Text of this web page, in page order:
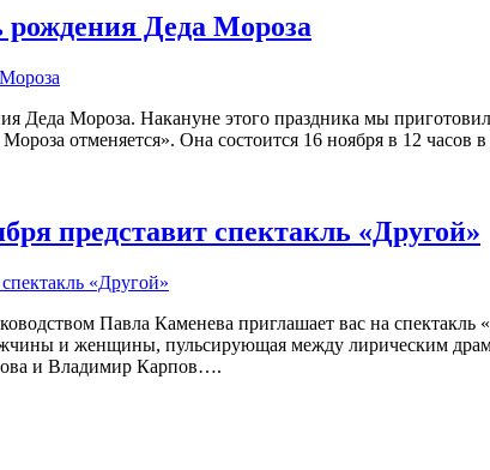
рождения Деда Мороза
Деда Мороза. Накануне этого праздника мы
отменяется». Она состоится 16 ноября в 12
представит спектакль «Другой»
Павла Каменева приглашает вас на
и женщины, пульсирующая между лирическим
и Владимир Карпов….